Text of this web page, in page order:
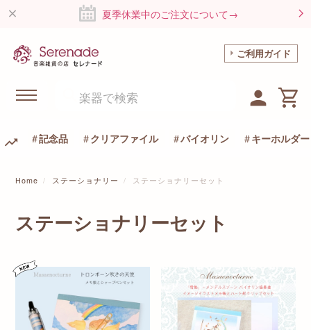
夏季休業中のご注文について→
ご利用ガイド
記念品 クリアファイル バイオリン キーホルダー
Home ステーショナリー ステーショナリーセット
ステーショナリーセット